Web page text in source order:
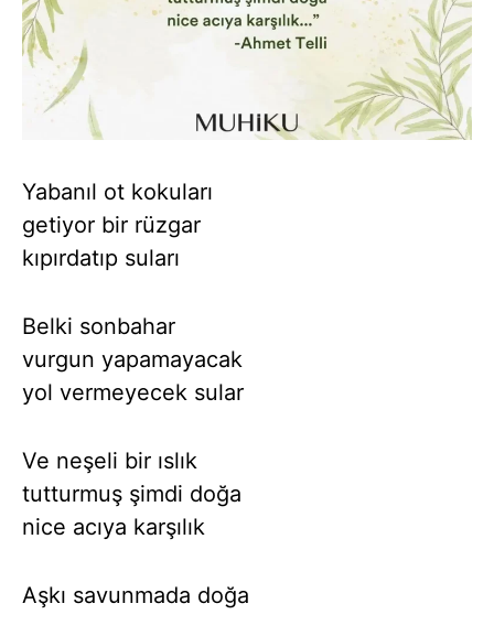
Yabanıl ot kokuları
getiyor bir rüzgar
kıpırdatıp suları
Belki sonbahar
vurgun yapamayacak
yol vermeyecek sular
Ve neşeli bir ıslık
tutturmuş şimdi doğa
nice acıya karşılık
Aşkı savunmada doğa